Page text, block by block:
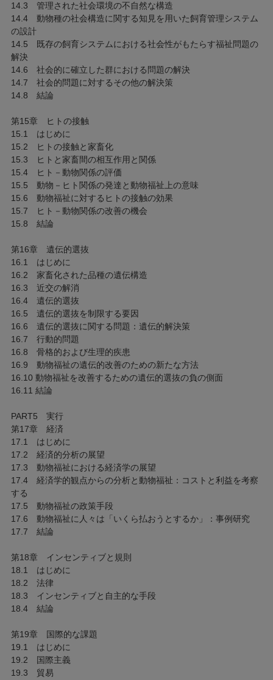
14.3 管理された社会環境の不自然な構造
14.4 動物種の社会構造に関する知見を用いた飼育管理システム
の設計
14.5 既存の飼育システムにおける社会性がもたらす福祉問題の
解決
14.6 社会的に確立した群における問題の解決
14.7 社会的問題に対するその他の解決策
14.8 結論
第15章 ヒトの接触
15.1 はじめに
15.2 ヒトの接触と家畜化
15.3 ヒトと家畜間の相互作用と関係
15.4 ヒト－動物関係の評価
15.5 動物－ヒト関係の発達と動物福祉上の意味
15.6 動物福祉に対するヒトの接触の効果
15.7 ヒト－動物関係の改善の機会
15.8 結論
第16章 遺伝的選抜
16.1 はじめに
16.2 家畜化された品種の遺伝構造
16.3 近交の解消
16.4 遺伝的選抜
16.5 遺伝的選抜を制限する要因
16.6 遺伝的選抜に関する問題：遺伝的解決策
16.7 行動的問題
16.8 骨格的および生理的疾患
16.9 動物福祉の遺伝的改善のための新たな方法
16.10 動物福祉を改善するための遺伝的選抜の負の側面
16.11 結論
PART5 実行
第17章 経済
17.1 はじめに
17.2 経済的分析の展望
17.3 動物福祉における経済学の展望
17.4 経済学的観点からの分析と動物福祉：コストと利益を考察
する
17.5 動物福祉の政策手段
17.6 動物福祉に人々は「いくら払おうとするか」：事例研究
17.7 結論
第18章 インセンティブと規則
18.1 はじめに
18.2 法律
18.3 インセンティブと自主的な手段
18.4 結論
第19章 国際的な課題
19.1 はじめに
19.2 国際主義
19.3 貿易